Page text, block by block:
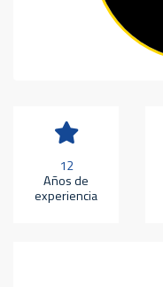
12
Años de
experiencia